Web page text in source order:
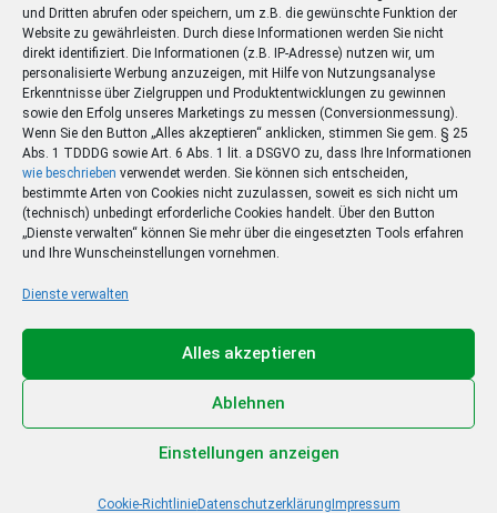
und Dritten abrufen oder speichern, um z.B. die gewünschte Funktion der
Website zu gewährleisten. Durch diese Informationen werden Sie nicht
direkt identifiziert. Die Informationen (z.B. IP-Adresse) nutzen wir, um
personalisierte Werbung anzuzeigen, mit Hilfe von Nutzungsanalyse
Erkenntnisse über Zielgruppen und Produktentwicklungen zu gewinnen
sowie den Erfolg unseres Marketings zu messen (Conversionmessung).
Wenn Sie den Button „Alles akzeptieren“ anklicken, stimmen Sie gem. § 25
Abs. 1 TDDDG sowie Art. 6 Abs. 1 lit. a DSGVO zu, dass Ihre Informationen
wie beschrieben verwendet werden. Sie können sich entscheiden,
bestimmte Arten von Cookies nicht zuzulassen, soweit es sich nicht um
(technisch) unbedingt erforderliche Cookies handelt. Über den Button
„Dienste verwalten“ können Sie mehr über die eingesetzten Tools erfahren
und Ihre Wunscheinstellungen vornehmen.
Dienste verwalten
Alles akzeptieren
Ablehnen
Einstellungen anzeigen
Cookie-RichtlinieDatenschutzerklärungImpressum
Ihr Sommer – Ihr Abo –
Ihr Gewinn
Jetzt zum Sonderpreis lesen und eine 3-tägige
Sommerreise gewinnen!
Zum Deal